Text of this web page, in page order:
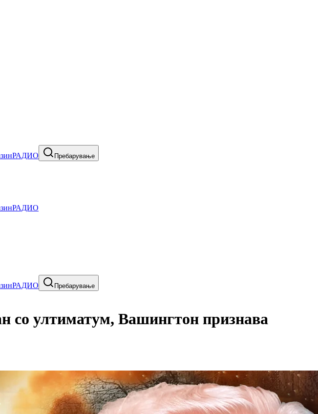
РАДИО Пребарување
РАДИО
РАДИО Пребарување
ултиматум, Вашингтон признава